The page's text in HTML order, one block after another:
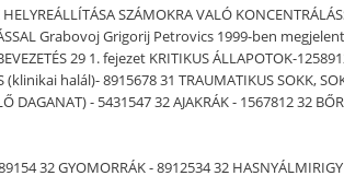
HELYREÁLLÍTÁSA SZÁMOKRA VALÓ
Grabovoj Grigorij Petrovics 1999-ben
29 1. fejezet KRITIKUS ÁLLAPOTOK-
(klinikai halál)- 8915678 31 TRAUMATIKUS SOKK,
DAGANAT) - 5431547 32 AJAKRÁK - 1567812 32
32 GYOMORRÁK - 8912534 32